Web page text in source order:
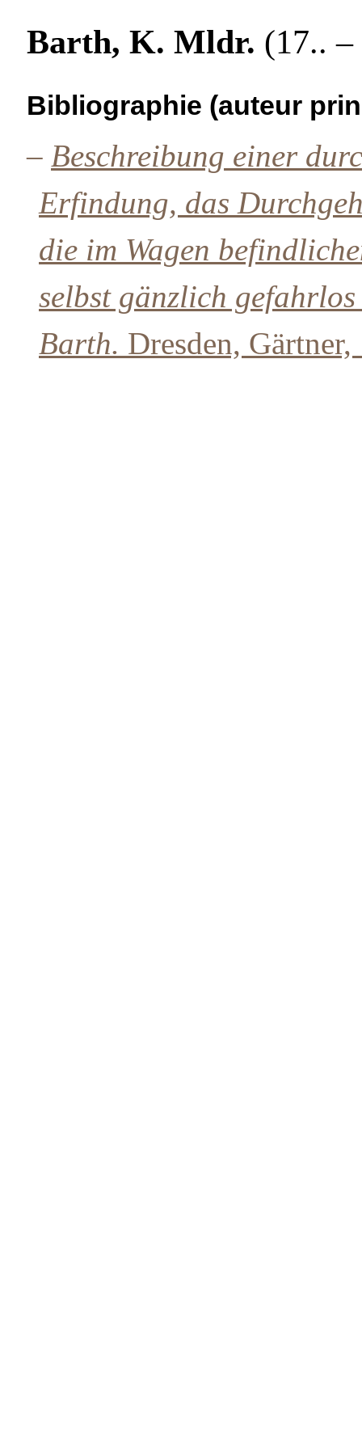
Barth, K. Mldr. (17..
Bibliographie (auteur
– Beschreibung einer
Erfindung, das
die im Wagen
selbst gänzlich
Barth. Dresden,